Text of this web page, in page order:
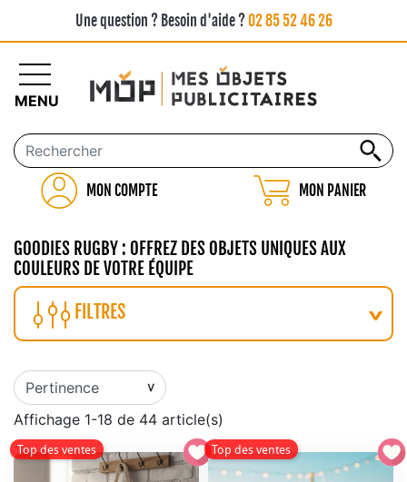
Une question ? Besoin d'aide ?02 85 52 46 26
MON COMPTE MON PANIER
MENU
GOODIES RUGBY : OFFREZ DES OBJETS UNIQUES AUX
COULEURS DE VOTRE ÉQUIPE
FILTRES
Affichage 1-18 de 44 article(s)
Top des ventes Top des ventes